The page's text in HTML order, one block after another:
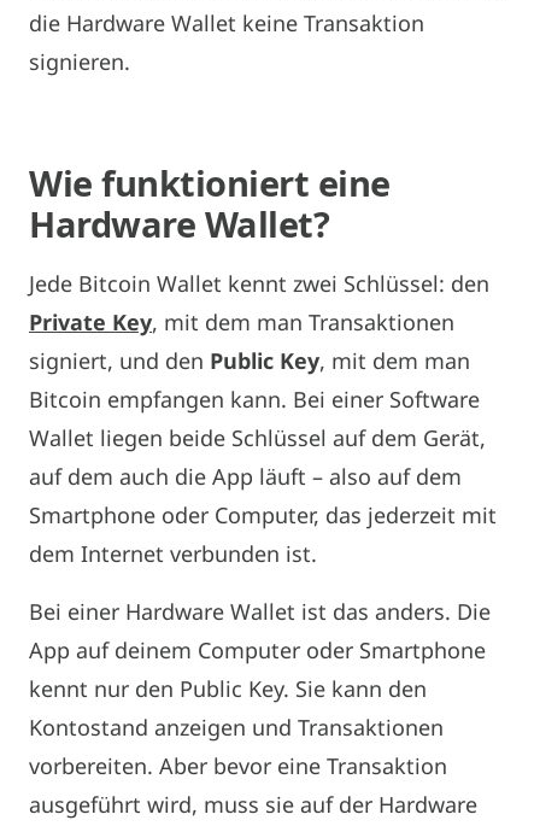
die Hardware Wallet keine Transaktion
signieren.
Wie funktioniert eine
Hardware Wallet?
Jede Bitcoin Wallet kennt zwei Schlüssel: den
Private Key, mit dem man Transaktionen
signiert, und den Public Key, mit dem man
Bitcoin empfangen kann. Bei einer Software
Wallet liegen beide Schlüssel auf dem Gerät,
auf dem auch die App läuft – also auf dem
Smartphone oder Computer, das jederzeit mit
dem Internet verbunden ist.
Bei einer Hardware Wallet ist das anders. Die
App auf deinem Computer oder Smartphone
kennt nur den Public Key. Sie kann den
Kontostand anzeigen und Transaktionen
vorbereiten. Aber bevor eine Transaktion
ausgeführt wird, muss sie auf der Hardware